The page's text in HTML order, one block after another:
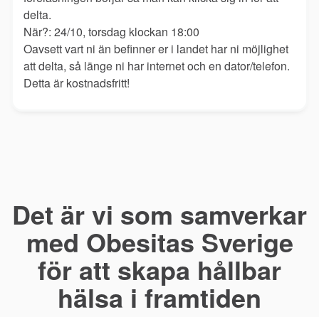
delta.
När?: 24/10, torsdag klockan 18:00
Oavsett vart ni än befinner er i landet har ni möjlighet
att delta, så länge ni har internet och en dator/telefon.
Detta är kostnadsfritt!
Det är vi som samverkar
med Obesitas Sverige
för att skapa hållbar
hälsa i framtiden